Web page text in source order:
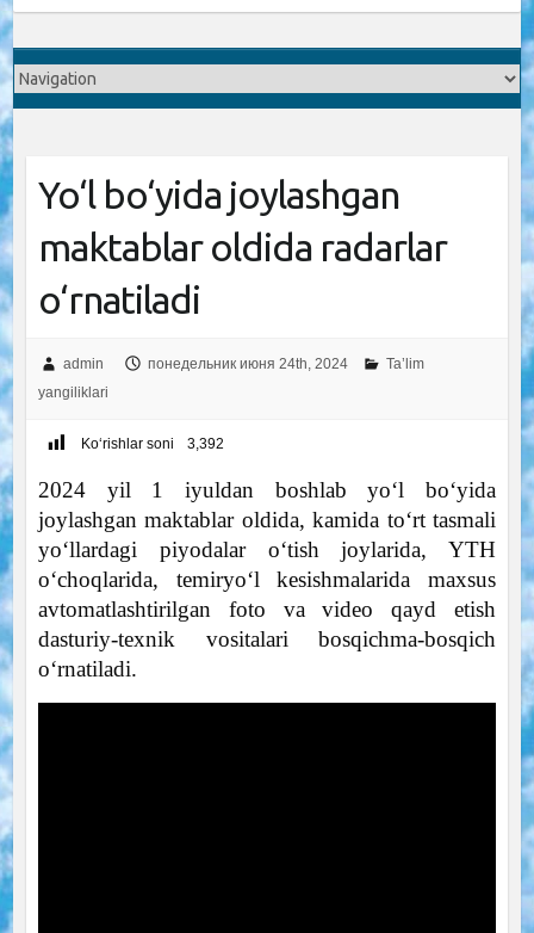
Yo‘l bo‘yida joylashgan
maktablar oldida radarlar
o‘rnatiladi
admin понедельник июня 24th, 2024
Ta’lim
yangiliklari
Ko‘rishlar soni 3,392
2024 yil 1 iyuldan boshlab yo‘l bo‘yida
joylashgan maktablar oldida, kamida to‘rt tasmali
yo‘llardagi piyodalar o‘tish joylarida, YTH
o‘choqlarida, temiryo‘l kesishmalarida maxsus
avtomatlashtirilgan foto va video qayd etish
dasturiy-texnik vositalari bosqichma-bosqich
o‘rnatiladi.